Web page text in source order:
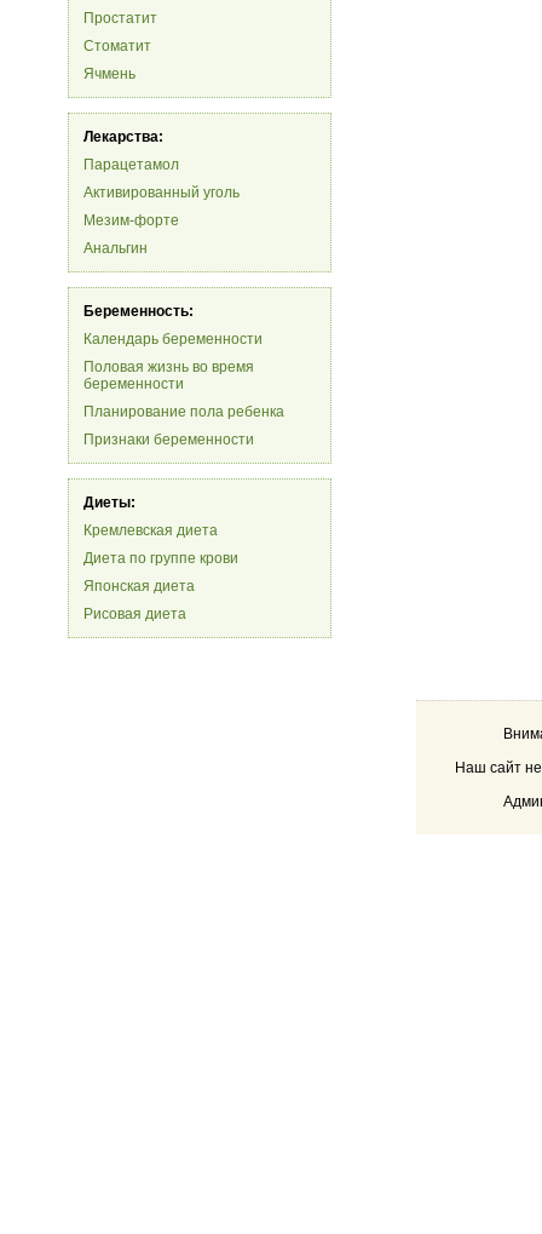
Простатит
Стоматит
Ячмень
Лекарства:
Парацетамол
Активированный уголь
Мезим-форте
Анальгин
Беременность:
Календарь беременности
Половая жизнь во время
беременности
Планирование пола ребенка
Признаки беременности
Диеты:
Кремлевская диета
Диета по группе крови
Японская диета
Рисовая диета
Наш сайт